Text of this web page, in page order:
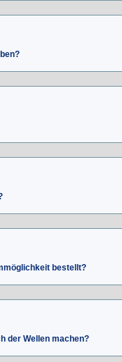
bestellt?
der Wellen machen?